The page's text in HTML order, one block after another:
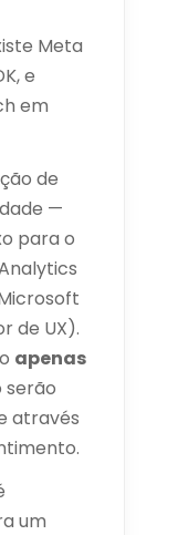
Meta
e
em
de
—
para o
de UX).
apenas
serão
através
um